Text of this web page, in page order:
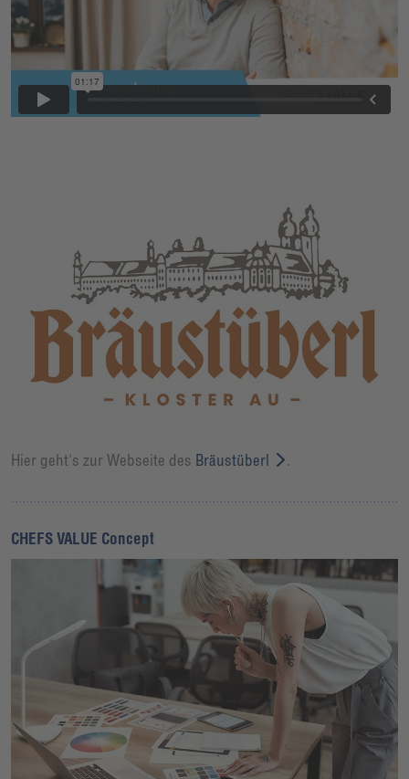
Hier geht's zur Webseite des Bräustüberl .
CHEFS VALUE Concept